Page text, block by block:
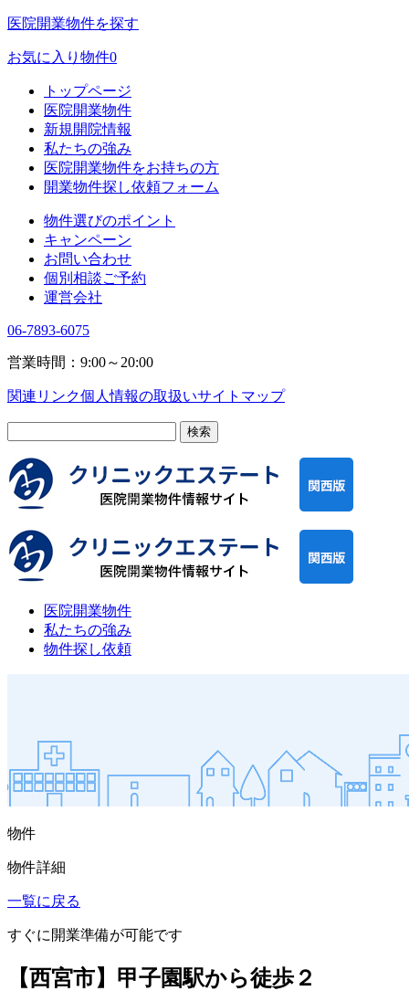
医院開業物件を探す
お気に入り物件0
トップページ
医院開業物件
新規開院情報
私たちの強み
医院開業物件をお持ちの方
開業物件探し依頼フォーム
物件選びのポイント
キャンペーン
お問い合わせ
個別相談ご予約
運営会社
06-7893-6075
営業時間：9:00～20:00
関連リンク個人情報の取扱いサイトマップ
医院開業物件
私たちの強み
物件探し依頼
物件
物件詳細
一覧に戻る
すぐに開業準備が可能です
【西宮市】甲子園駅から徒歩２